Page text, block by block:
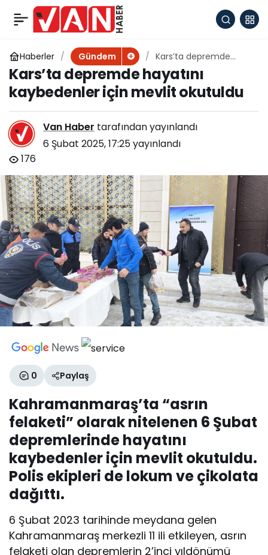
Haberler Gündem
Kars’ta depremde
hayatını kaybedenler
için mevlit okutuldu
Kars’ta depremde hayatını
kaybedenler için mevlit okutuldu
Van Haber tarafından yayınlandı
6 Şubat 2025, 17:25yayınlandı
176
0 Paylaş
Kahramanmaraş’ta “asrın
felaketi” olarak nitelenen 6 Şubat
depremlerinde hayatını
kaybedenler için mevlit okutuldu.
Polis ekipleri de lokum ve çikolata
dağıttı.
6 Şubat 2023 tarihinde meydana gelen
Kahramanmaraş merkezli 11 ili etkileyen, asrın
felaketi olan depremlerin 2’inci yıldönümü
Deprem fayı üzerindeki
45 il açıklandı!
Paylaş